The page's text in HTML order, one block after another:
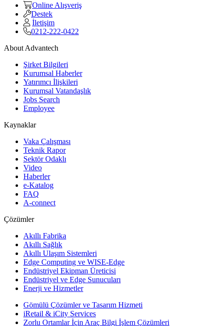
Online Alışveriş
Destek
İletişim
0212-222-0422
About Advantech
Şirket Bilgileri
Kurumsal Haberler
Yatırımcı İlişkileri
Kurumsal Vatandaşlık
Jobs Search
Employee
Kaynaklar
Vaka Çalışması
Teknik Rapor
Sektör Odaklı
Video
Haberler
e-Katalog
FAQ
A-connect
Çözümler
Akıllı Fabrika
Akıllı Sağlık
Akıllı Ulaşım Sistemleri
Edge Computing ve WISE-Edge
Endüstriyel Ekipman Üreticisi
Endüstriyel ve Edge Sunucuları
Enerji ve Hizmetler
Gömülü Çözümler ve Tasarım Hizmeti
iRetail & iCity Services
Zorlu Ortamlar İçin Araç Bilgi İşlem Çözümleri